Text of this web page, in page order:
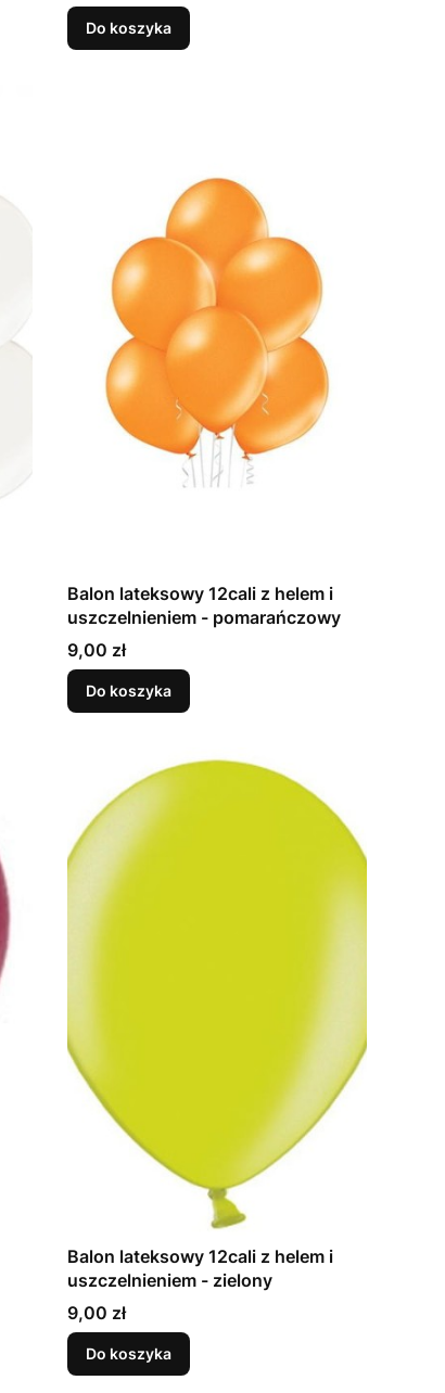
Do koszyka
Balon lateksowy 12cali z helem i
uszczelnieniem - pomarańczowy
Cena
9,00 zł
Do koszyka
Balon lateksowy 12cali z helem i
uszczelnieniem - zielony
Cena
9,00 zł
Do koszyka